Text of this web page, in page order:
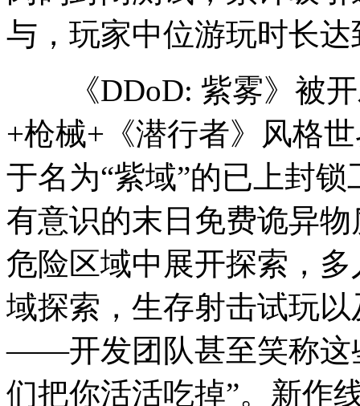
与，玩家中位游玩时长
《DDoD: 紫雾》被开
+枪械+《潜行者》风格
于名为“紫域”的已上封锁
有意识的末日免费诡异
危险区域中展开探索，
域探索，生存射击试玩
——开发团队甚至笑称这
们把你活活吃掉”。新作